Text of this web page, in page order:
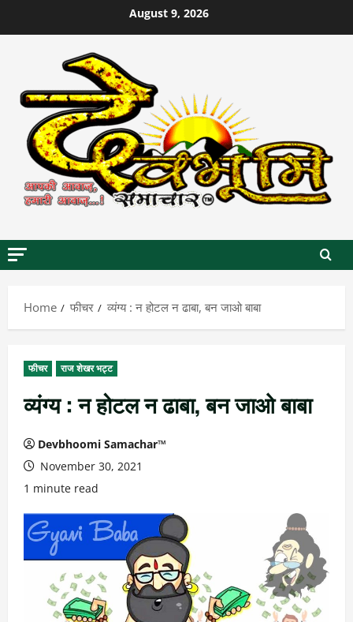
to
August 9, 2026
Home फीचर व्यंग्य : न होटल न ढाबा, बन जाओ बाबा
फीचर राज शेखर भट्ट
व्यंग्य : न होटल न ढाबा, बन जाओ बाबा
Devbhoomi Samachar™
November 30, 2021
1 minute read